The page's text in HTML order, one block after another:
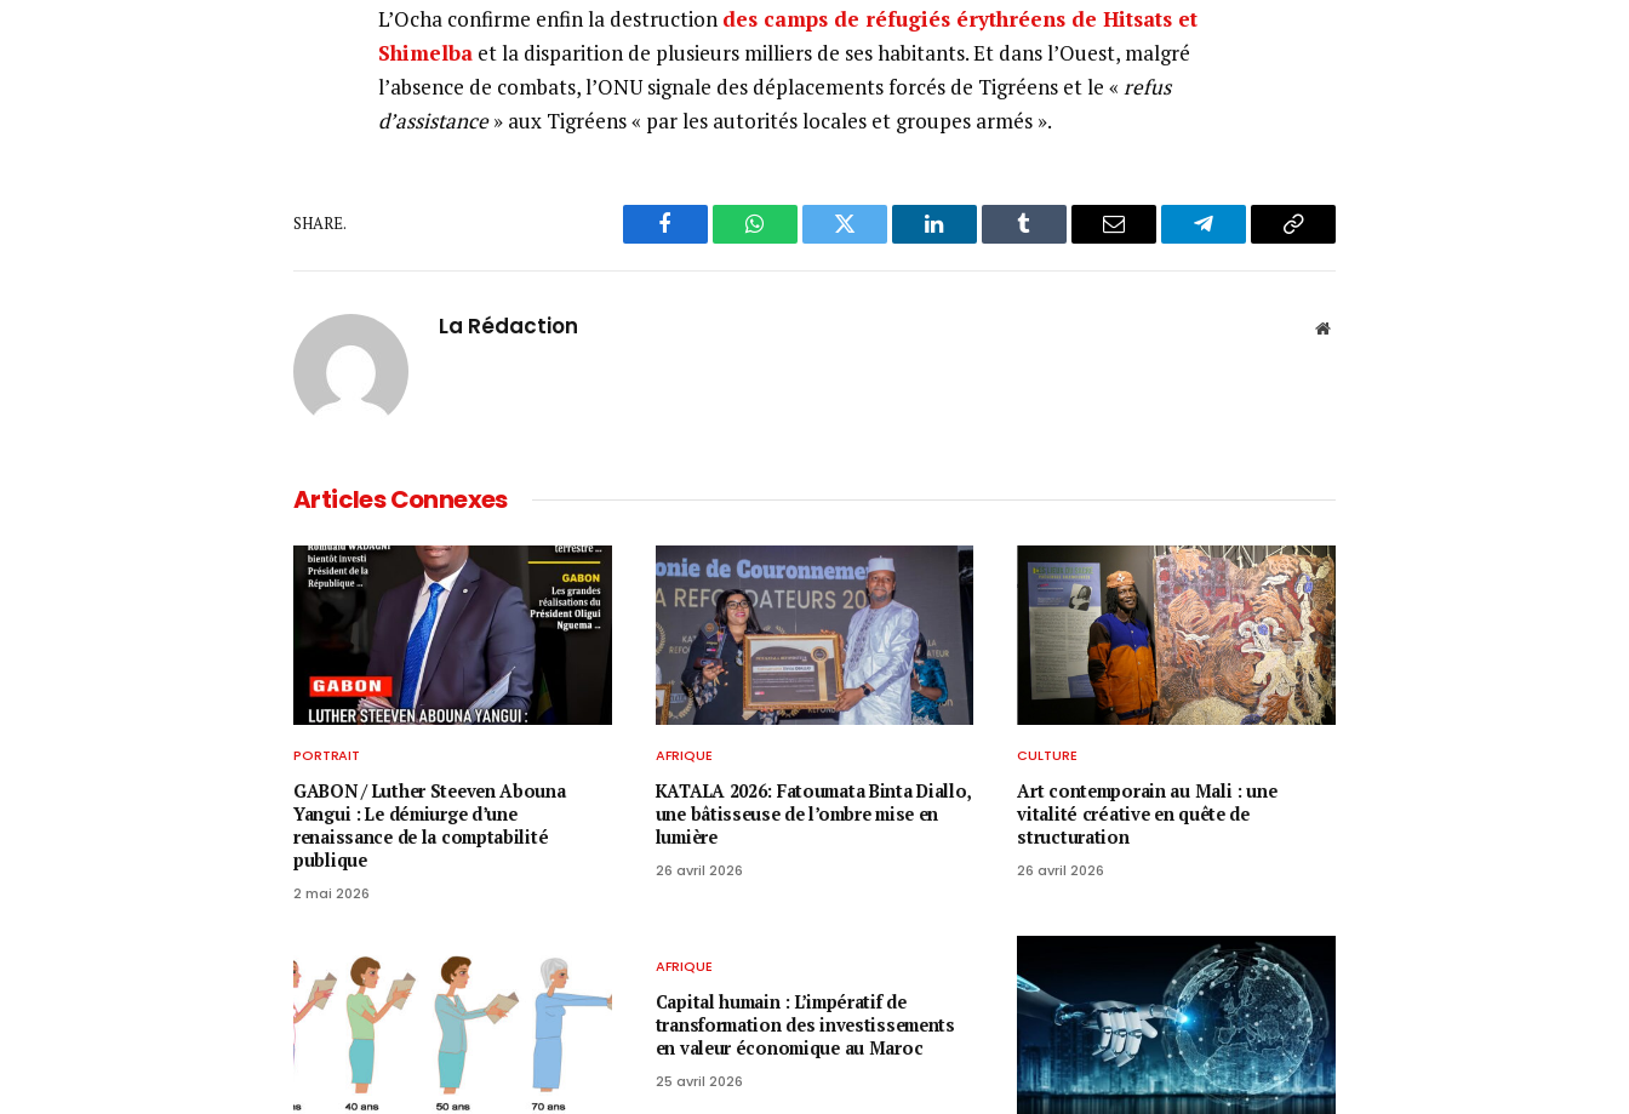
L’Ocha confirme enfin la destruction des camps de réfugiés érythréens de Hitsats et
Shimelba et la disparition de plusieurs milliers de ses habitants. Et dans l’Ouest, malgré
l’absence de combats, l’ONU signale des déplacements forcés de Tigréens et le « refus
d’assistance» aux Tigréens « par les autorités locales et groupes armés ».
SHARE.
Facebook WhatsAppTwitter LinkedIn Tumblr Email Telegram Copy
La Rédaction Website
Articles Connexes
PORTRAIT
GABON / ​Luther Steeven Abouna
Yangui : Le démiurge d’une
renaissance de la comptabilité
publique
2 mai 2026
AFRIQUE
KATALA 2026: Fatoumata Binta Diallo,
une bâtisseuse de l’ombre mise en
lumière
26 avril 2026
CULTURE
Art contemporain au Mali : une
vitalité créative en quête de
structuration
26 avril 2026
AFRIQUE
Capital humain : L’impératif de
transformation des investissements
en valeur économique au Maroc
25 avril 2026